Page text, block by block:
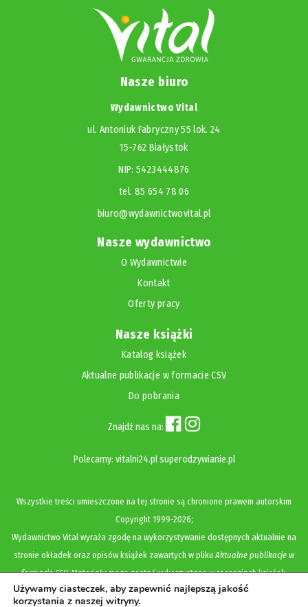
Nasze biuro
Wydawnictwo Vital
ul. Antoniuk Fabryczny 55 lok. 24
15-762 Białystok
NIP: 5423444876
tel. 85 654 78 06
biuro@wydawnictwovital.pl
Nasze wydawnictwo
O Wydawnictwie
Kontakt
Oferty pracy
Nasze książki
Katalog książek
Aktualne publikacje w formacie CSV
Do pobrania
Znajdź nas na:
Polecamy: vitalni24.pl superodzywianie.pl
Wszystkie treści umieszczone na tej stronie są chronione prawem autorskim
Copyright1999-2026;
Wydawnictwo Vital wyraża zgodę na wykorzystywanie dostępnych aktualnie na
stronie okładek oraz opisów książek zawartych w pliku Aktualne publikacje w
formacie CSV. Materiały mogą zostać wykorzystane w recenzjach książek,
katalogach internetowych, bibliotecznych (OPAC) oraz materiałach promujących
Używamy ciasteczek, aby zapewnić najlepszą jakość
korzystania z naszej witryny.